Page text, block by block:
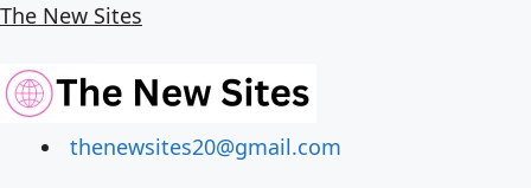
The New Sites
thenewsites20@gmail.com